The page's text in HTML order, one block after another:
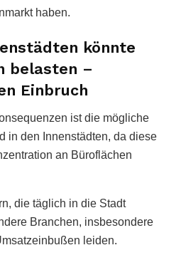
haben.
könnte
belasten –
Einbruch
ist die mögliche
in den Innenstädten, da diese
an Büroflächen
die täglich in die Stadt
Branchen, insbesondere
leiden.